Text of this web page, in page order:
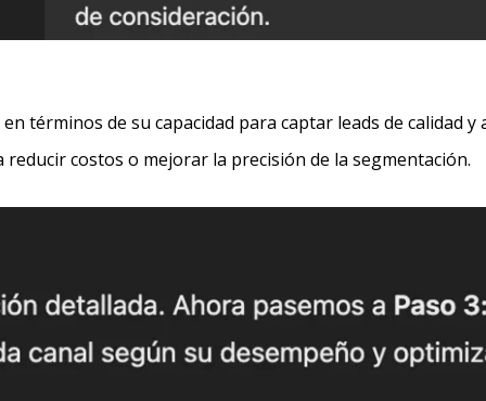
en términos de su capacidad para captar leads de calidad
costos o mejorar la precisión de la segmentación.